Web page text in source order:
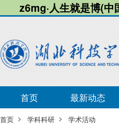
z6mg·人生就是博(中
首页 最新动态
首页 > 学科科研 > 学术活动